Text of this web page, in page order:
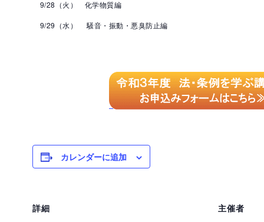
9/28（火） 化学物質編
9/29（水） 騒音・振動・悪臭防止編
カレンダーに追加
詳細
主催者